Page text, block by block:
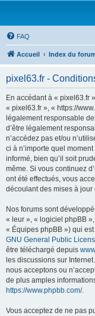
FAQ
Accueil Index du
pixel63.fr -
En accédant à « pixel63.fr
« pixel63.fr », « https://
légalement responsable
d’être légalement
n’accédez pas et/ou
ci à n’importe quel
informé, bien qu’il soit
même. Si vous continuez
ont été effectués, vous
découlant des mises à jour
Nos forums sont
« leur », « logiciel phpBB
« Équipes phpBB ») qui
GNU General Public
être téléchargé depuis
les discussions sur
nous acceptons ou
de plus amples
https://www.phpbb.com/.
Vous acceptez de ne pas